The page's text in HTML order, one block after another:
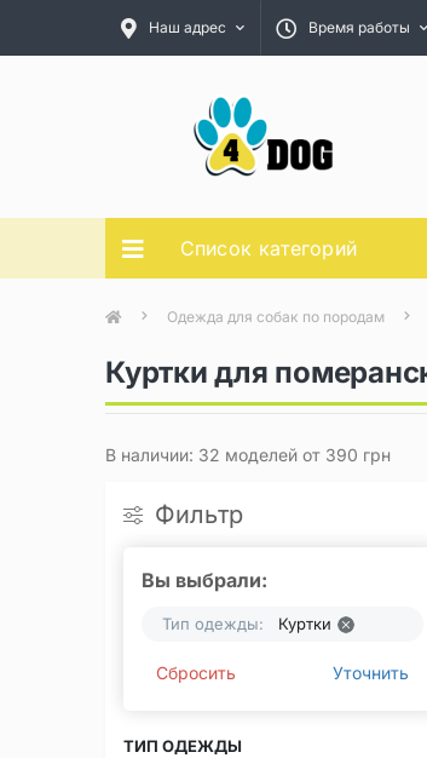
Наш адрес Время работы
Список категорий
Одежда для собак по породам
Куртки для
В наличии: 32 моделей от 390 грн
Фильтр
Вы выбрали:
Тип одежды: Куртки
Сбросить Уточнить
ТИП ОДЕЖДЫ